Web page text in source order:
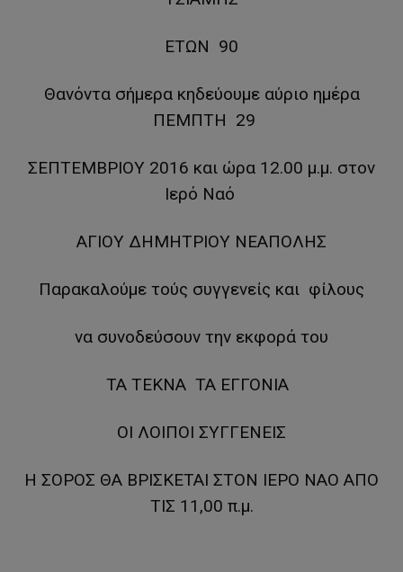
ΕΤΩΝ 90
Θανόντα σήμερα κηδεύουμε αύριο ημέρα
ΠΕΜΠΤΗ 29
ΣΕΠΤΕΜΒΡΙΟΥ 2016 και ώρα 12.00 μ.μ. στον
Ιερό Ναό
ΑΓΙΟΥ ΔΗΜΗΤΡΙΟΥ ΝΕΑΠΟΛΗΣ
Παρακαλούμε τούς συγγενείς και φίλους
να συνοδεύσουν την εκφορά του
ΤΑ ΤΕΚΝΑ ΤΑ ΕΓΓΟΝΙΑ
ΟΙ ΛΟΙΠΟΙ ΣΥΓΓΕΝΕΙΣ
Η ΣΟΡΟΣ ΘΑ ΒΡΙΣΚΕΤΑΙ ΣΤΟΝ ΙΕΡΟ ΝΑΟ ΑΠΟ
ΤΙΣ 11,00 π.μ.